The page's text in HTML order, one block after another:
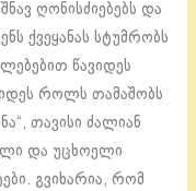
ღონისძიებებს და
ქვეყანას სტუმრობს
წავიდეს
როლს თამაშობს
თავისი ძალიან
და უცხოელი
გვიხარია, რომ